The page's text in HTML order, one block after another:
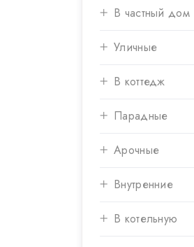
В частный дом
Уличные
В коттедж
Парадные
Арочные
Внутренние
В котельную